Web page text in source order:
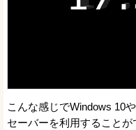
こんな感じでWindows 10
セーバーを利用することが